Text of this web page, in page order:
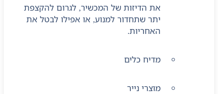
את הדיזות של המכשיר, לגרום להקצפת
יתר שתחדור למנוע, או אפילו לבטל את
האחריות.
מדיח כלים
מוצרי נייר